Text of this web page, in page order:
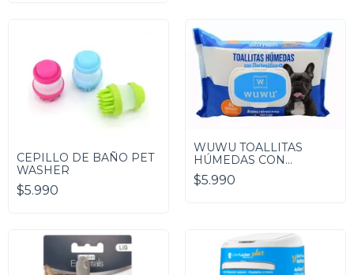
CEPILLO DE BAÑO PET
WASHER
$5.990
WUWU TOALLITAS
HÚMEDAS CON
CLORHEXIDINA
$5.990